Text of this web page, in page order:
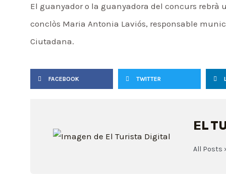
El guanyador o la guanyadora del concurs rebrà
conclòs Maria Antonia Laviós, responsable
Ciutadana.
FACEBOOK TWITTER
EL
All Posts